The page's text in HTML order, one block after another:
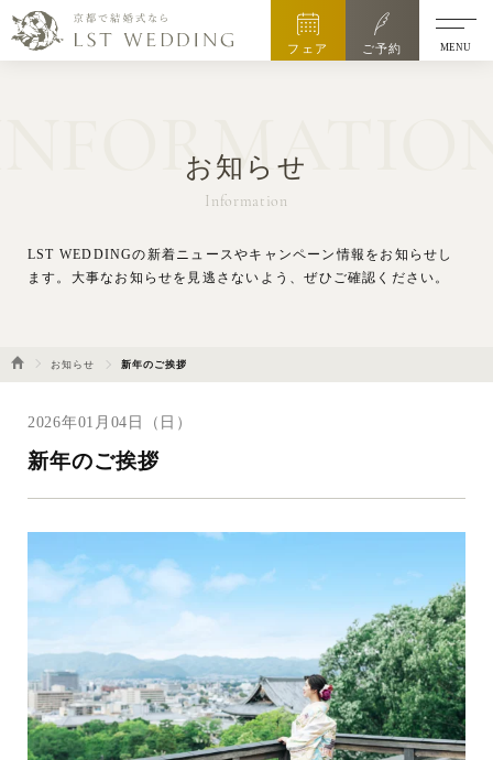
フェア ご予約 MENU
お知らせ
Information
LST WEDDINGの新着ニュースやキャンペーン情報をお知らせし
ます。 大事なお知らせを見逃さないよう、ぜひご確認ください。
お知らせ 新年のご挨拶
2026年01月04日（日）
新年のご挨拶